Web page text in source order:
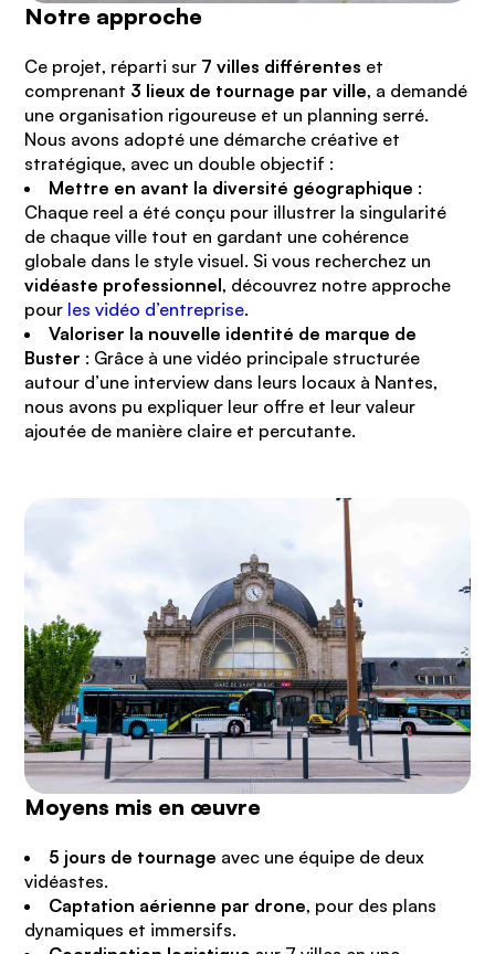
Notre approche
Ce projet, réparti sur 7 villes différentes et
comprenant 3 lieux de tournage par ville, a demandé
une organisation rigoureuse et un planning serré.
Nous avons adopté une démarche créative et
stratégique, avec un double objectif :
Mettre en avant la diversité géographique :
Chaque reel a été conçu pour illustrer la singularité
de chaque ville tout en gardant une cohérence
globale dans le style visuel. Si vous recherchez un
vidéaste professionnel, découvrez notre approche
pour les vidéo d’entreprise.
Valoriser la nouvelle identité de marque de
Buster : Grâce à une vidéo principale structurée
autour d’une interview dans leurs locaux à Nantes,
nous avons pu expliquer leur offre et leur valeur
ajoutée de manière claire et percutante.
Moyens mis en œuvre
5 jours de tournage avec une équipe de deux
vidéastes.
Captation aérienne par drone, pour des plans
dynamiques et immersifs.